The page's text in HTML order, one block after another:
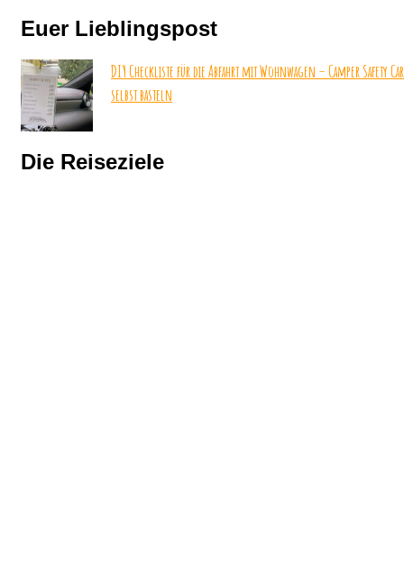
Euer Lieblingspost
DIY Checkliste für die Abfahrt mit Wohnwagen – Camper Safety
selbst basteln
Die Reiseziele